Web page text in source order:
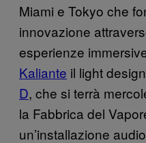
Miami e Tokyo che
innovazione
esperienze
Kaliante il light
D, che si terrà
la Fabbrica del
un’installazione